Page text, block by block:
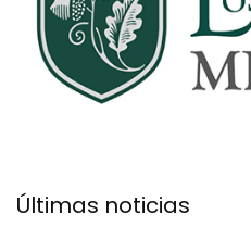
Últimas noticias